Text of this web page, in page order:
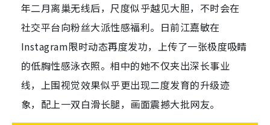
年二月离巢无线后，尺度似乎越见大胆，不时会在
社交平台向粉丝大派性感福利。日前江嘉敏在
Instagram限时动态再度发功，上传了一张极度吸睛
的低胸性感泳衣照。相中的她不仅夹出深长事业
线，上围视觉效果似乎更出现二度发育的升级迹
象，配上一双白滑长腿，画面震撼大批网友。